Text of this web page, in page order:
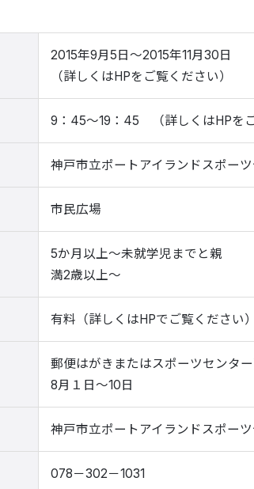
2015年9月5日～2015年11月30日
（詳しくはHPをご覧ください）
9：45～19：45 （詳しくはHPをご
神戸市立ポートアイランドスポー
市民広場
5か月以上～未就学児までと親
満2歳以上～
有料（詳しくはHPでご覧ください）
郵便はがきまたはスポーツセンタ
8月１日～10日
神戸市立ポートアイランドスポー
078－302－1031